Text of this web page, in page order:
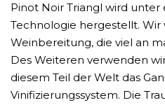
Pinot Noir Triangl wird
Technologie hergestellt.
Weinbereitung, die viel an
Des Weiteren verwenden
diesem Teil der Welt das
Vinifizierungssystem. Die